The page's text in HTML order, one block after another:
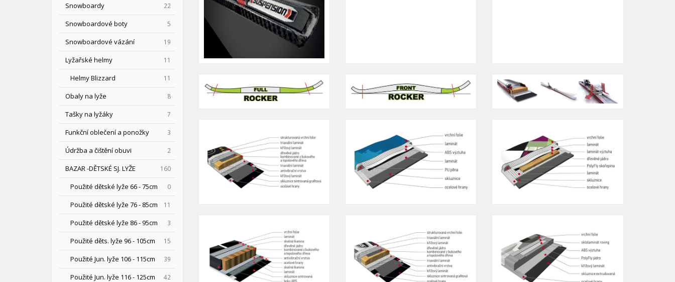
Snowboardy 22
Snowboardové boty 5
Snowboardové vázání 19
Lyžařské helmy 11
Helmy Blizzard 11
Obaly na lyže 8
Tašky na lyžáky 7
Funkční oblečení a ponožky 3
Údržba a čištění obuvi 2
BAZAR -DĚTSKÉ SJ. LYŽE 160
Použité dětské lyže 66 - 75cm 0
Použité dětské lyže 76 - 85cm 11
Použité dětské lyže 86 - 95cm 3
Použité děts. lyže 96 - 105cm 15
Použité Jun. lyže 106 - 115cm 39
Použité Jun. lyže 116 - 125cm 42